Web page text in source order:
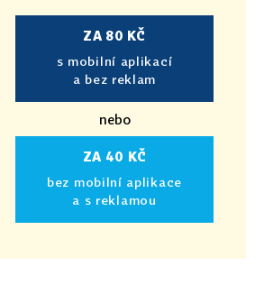
ZA 80 KČ
s mobilní aplikací
a bez reklam
nebo
ZA 40 KČ
bez mobilní aplikace
a s reklamou